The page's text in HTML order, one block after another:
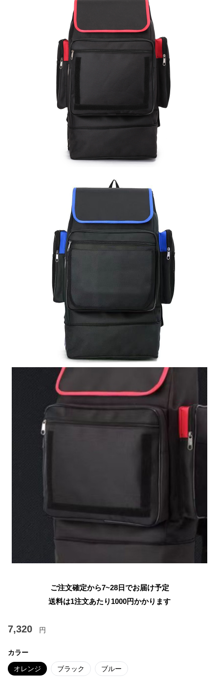
ご注文確定から7~28日でお届け予定
送料は1注文あたり 1000円かかります
7,320 円
カラー
オレンジ ブラック ブルー